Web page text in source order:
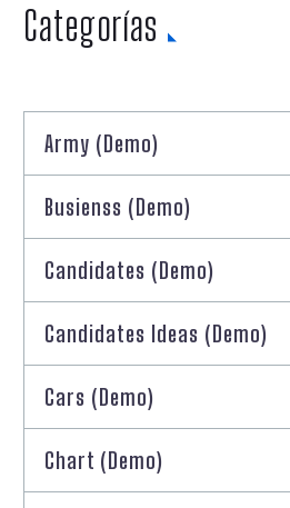
Categorías
Army (Demo)
Busienss (Demo)
Candidates (Demo)
Candidates Ideas (Demo)
Cars (Demo)
Chart (Demo)